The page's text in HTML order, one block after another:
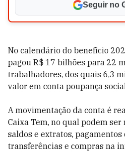
Seguir no
No calendário do benefício
pagou R$ 17 bilhões para 22
trabalhadores, dos quais 6,3
valor em conta poupança
A movimentação da conta é
Caixa Tem, no qual podem
saldos e extratos, pagamentos
transferências e compras na